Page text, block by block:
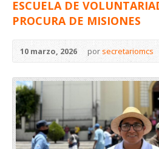
ESCUELA DE
PROCURA DE MISIONES
10 marzo, 2026 por secretariomcs